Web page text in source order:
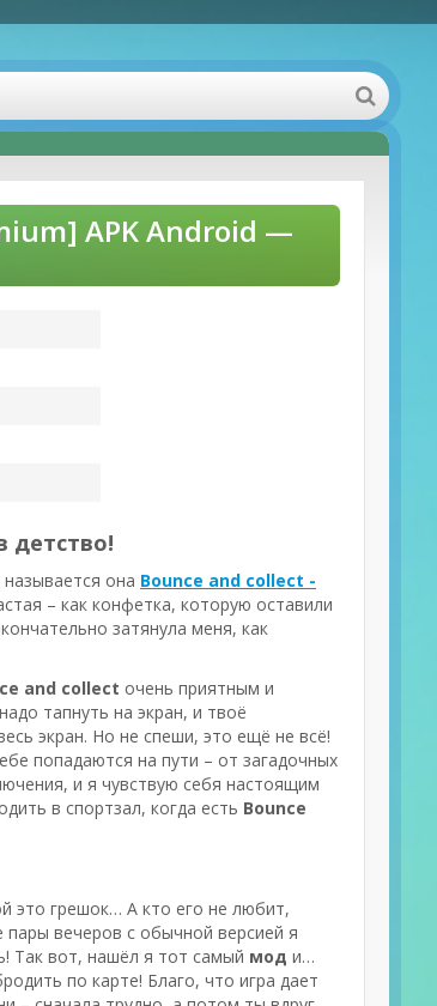
APK Android —
детство!
она Bounce and collect -
– как конфетка, которую оставили
затянула меня, как
and collect очень приятным и
тапнуть на экран, и твоё
экран. Но не спеши, это ещё не всё!
попадаются на пути – от загадочных
и я чувствую себя настоящим
в спортзал, когда есть Bounce
это грешок… А кто его не любит,
пары вечеров с обычной версией я
Так вот, нашёл я тот самый мод и…
по карте! Благо, что игра дает